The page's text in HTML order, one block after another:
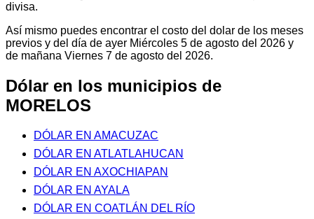
divisa.
Así mismo puedes encontrar el costo del dolar de los meses
previos y del día de ayer Miércoles 5 de agosto del 2026 y
de mañana Viernes 7 de agosto del 2026.
Dólar en los municipios de
MORELOS
DÓLAR EN AMACUZAC
DÓLAR EN ATLATLAHUCAN
DÓLAR EN AXOCHIAPAN
DÓLAR EN AYALA
DÓLAR EN COATLÁN DEL RÍO